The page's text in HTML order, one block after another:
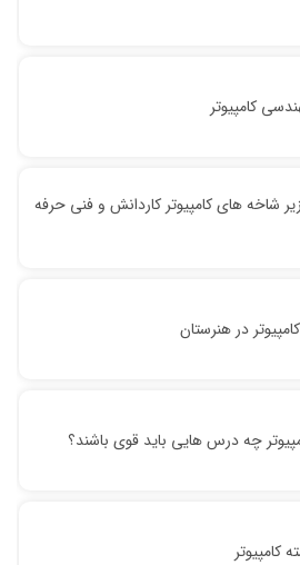
کامپیوتر
شاخه های کامپیوتر کاردانش و فنی حرفه
در هنرستان
چه درس هایی باید قوی باشند؟
کامپیوتر